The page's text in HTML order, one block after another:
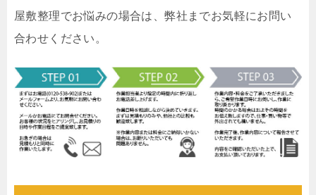
屋敷整理でお悩みの場合は、弊社までお気軽にお問い
合わせください。